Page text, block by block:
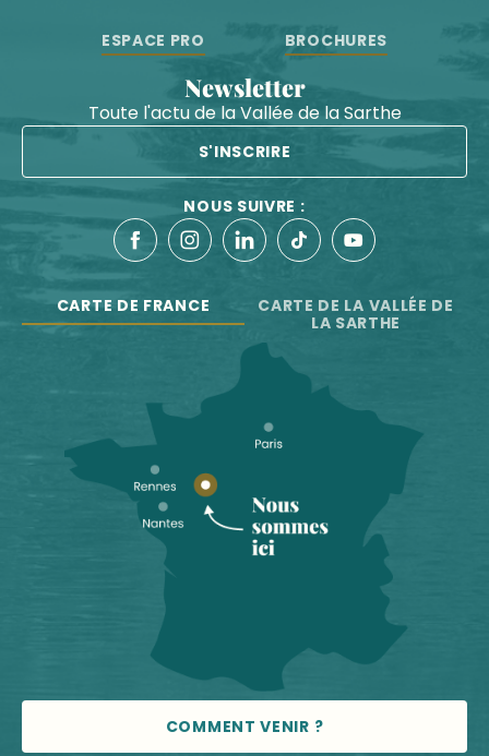
ESPACE PRO BROCHURES
Newsletter
Toute l'actu de la Vallée de la Sarthe
S'INSCRIRE
NOUS SUIVRE :
CARTE DE FRANCE
CARTE DE LA VALLÉE DE
LA SARTHE
COMMENT VENIR ?